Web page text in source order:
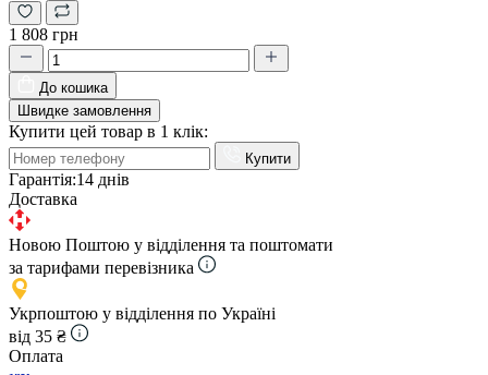
1 808 грн
До кошика
Швидке замовлення
Купити цей товар в 1 клік:
Купити
Гарантія:14 днів
Доставка
Новою Поштою у відділення та поштомати
за тарифами перевізника
Укрпоштою у відділення по Україні
від 35 ₴
Оплата